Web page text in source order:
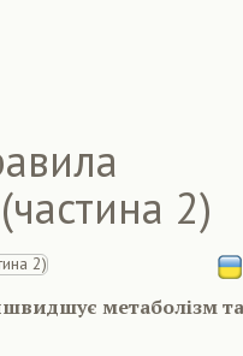
2)
метаболізм та